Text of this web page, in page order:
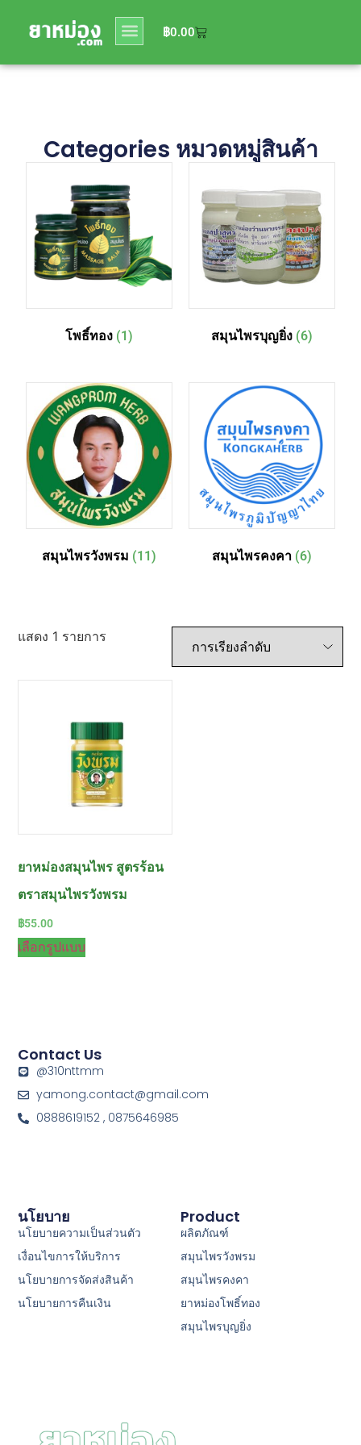
฿0.00
฿0.00
Categories หมวดหมู่สินค้า
โพธิ์ทอง (1) สมุนไพรบุญยิ่ง (6)
สมุนไพรวังพรม (11) สมุนไพรคงคา (6)
แสดง 1 รายการ
ยาหม่องสมุนไพร สูตรร้อน
ตราสมุนไพรวังพรม
฿55.00
เลือกรูปแบบ
Product
ผลิตภัณฑ์
สมุนไพรวังพรม
สมุนไพรคงคา
ยาหม่องโพธิ์ทอง
สมุนไพรบุญยิ่ง
นโยบาย
นโยบายความเป็นส่วนตัว
เงื่อนไขการให้บริการ
นโยบายการจัดส่งสินค้า
นโยบายการคืนเงิน
Contact Us
@310nttmm
yamong.contact@gmail.com
0888619152 , 0875646985